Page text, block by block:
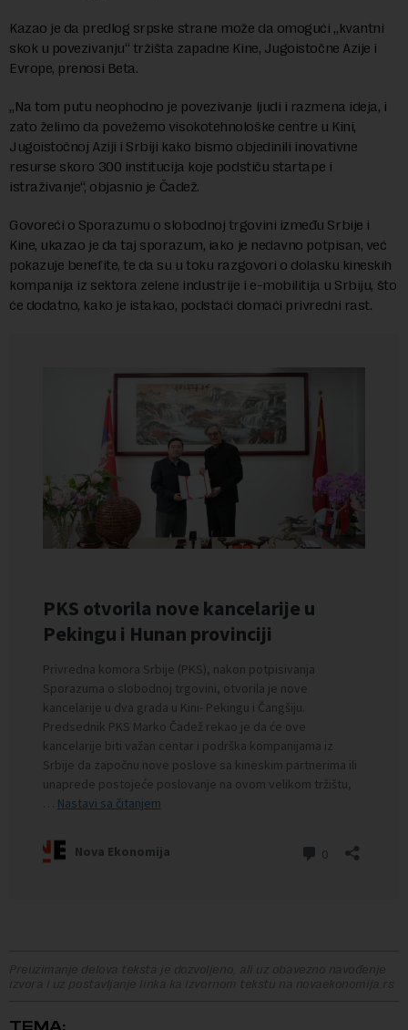
Kazao je da predlog srpske strane može da omogući „kvantni
skok u povezivanju“ tržišta zapadne Kine, Jugoistočne Azije i
Evrope, prenosi Beta.
„Na tom putu neophodno je povezivanje ljudi i razmena ideja, i
zato želimo da povežemo visokotehnološke centre u Kini,
Jugoistočnoj Aziji i Srbiji kako bismo objedinili inovativne
resurse skoro 300 institucija koje podstiču startape i
istraživanje“, objasnio je Čadež.
Govoreći o Sporazumu o slobodnoj trgovini između Srbije i
Kine, ukazao je da taj sporazum, iako je nedavno potpisan, već
pokazuje benefite, te da su u toku razgovori o dolasku kineskih
kompanija iz sektora zelene industrije i e-mobilitija u Srbiju, što
će dodatno, kako je istakao, podstaći domaći privredni rast.
Preuzimanje delova teksta je dozvoljeno, ali uz obavezno navođenje
izvora i uz postavljanje linka ka izvornom tekstu na novaekonomija.rs